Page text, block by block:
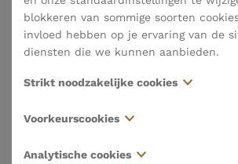
Vanmiddag in de Handelsbeurs in het
uit. Restaurant La Belle is voor het
bekroond met een ster. Het is een
werk van heel het team en van al onze
hoog blijven leggen. Uiteraard doen we
om onze gasten een aangename tijd te
blokkeren van sommige soorten
invloed hebben op je ervaring van de
diensten die we kunnen aanbieden.
Strikt noodzakelijke cookies
Deze cookies zijn noodzakelijk voor
van de website en kunnen niet
in onze systemen. Ze worden meestal
Voorkeurscookies
Deze cookies, ook wel
Analytische cookies